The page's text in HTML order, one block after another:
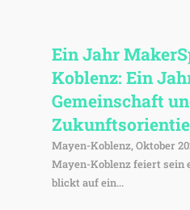
Ein Jahr
Koblenz: Ein
Gemein­schaft
Mayen-Koblenz, Oktober
Mayen-Koblenz feiert sein
blickt auf ein...